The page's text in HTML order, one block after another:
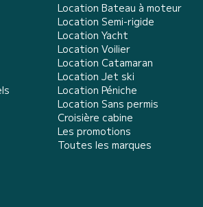
Location Bateau à moteur
Location Semi-rigide
Location Yacht
Location Voilier
Location Catamaran
Location Jet ski
Location Péniche
Location Sans permis
Croisière cabine
Les promotions
Toutes les marques